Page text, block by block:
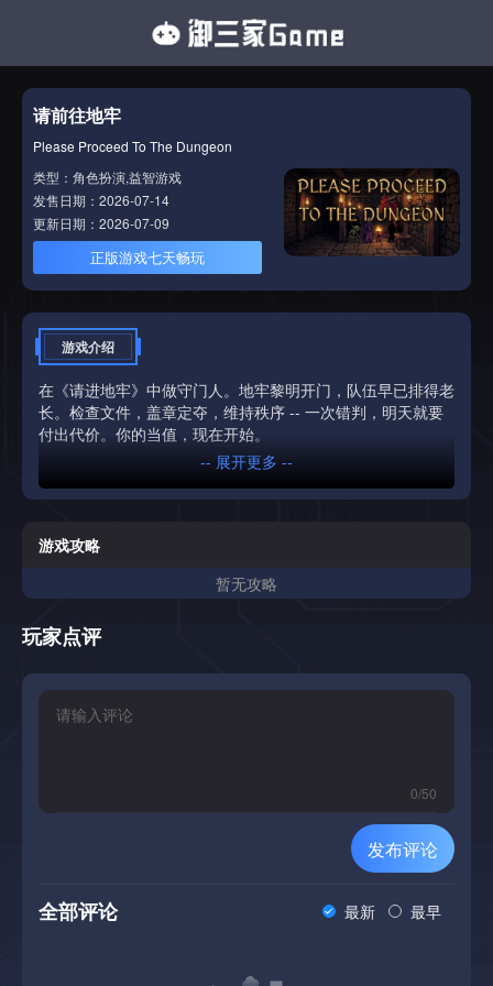
请前往地牢
Please Proceed To The Dungeon
类型：角色扮演,益智游戏
发售日期：2026-07-14
更新日期：2026-07-09
正版游戏七天畅玩
游戏介绍
在《请进地牢》中做守门人。地牢黎明开门，队伍早已排得老
长。检查文件，盖章定夺，维持秩序 -- 一次错判，明天就要
付出代价。你的当值，现在开始。
-- 展开更多 --
游戏攻略
暂无攻略
玩家点评
0/50
发布评论
全部评论 最新 最早